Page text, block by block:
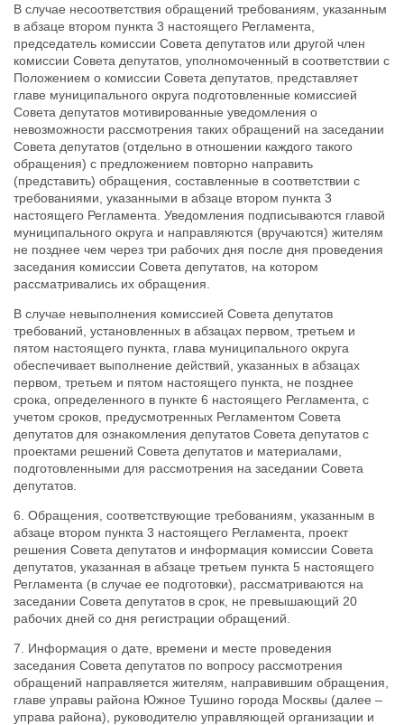
В случае несоответствия обращений требованиям, указанным
в абзаце втором пункта 3 настоящего Регламента,
председатель комиссии Совета депутатов или другой член
комиссии Совета депутатов, уполномоченный в соответствии с
Положением о комиссии Совета депутатов, представляет
главе муниципального округа подготовленные комиссией
Совета депутатов мотивированные уведомления о
невозможности рассмотрения таких обращений на заседании
Совета депутатов (отдельно в отношении каждого такого
обращения) с предложением повторно направить
(представить) обращения, составленные в соответствии с
требованиями, указанными в абзаце втором пункта 3
настоящего Регламента. Уведомления подписываются главой
муниципального округа и направляются (вручаются) жителям
не позднее чем через три рабочих дня после дня проведения
заседания комиссии Совета депутатов, на котором
рассматривались их обращения.
В случае невыполнения комиссией Совета депутатов
требований, установленных в абзацах первом, третьем и
пятом настоящего пункта, глава муниципального округа
обеспечивает выполнение действий, указанных в абзацах
первом, третьем и пятом настоящего пункта, не позднее
срока, определенного в пункте 6 настоящего Регламента, с
учетом сроков, предусмотренных Регламентом Совета
депутатов для ознакомления депутатов Совета депутатов с
проектами решений Совета депутатов и материалами,
подготовленными для рассмотрения на заседании Совета
депутатов.
6. Обращения, соответствующие требованиям, указанным в
абзаце втором пункта 3 настоящего Регламента, проект
решения Совета депутатов и информация комиссии Совета
депутатов, указанная в абзаце третьем пункта 5 настоящего
Регламента (в случае ее подготовки), рассматриваются на
заседании Совета депутатов в срок, не превышающий 20
рабочих дней со дня регистрации обращений.
7. Информация о дате, времени и месте проведения
заседания Совета депутатов по вопросу рассмотрения
обращений направляется жителям, направившим обращения,
главе управы района Южное Тушино города Москвы (далее –
управа района), руководителю управляющей организации и